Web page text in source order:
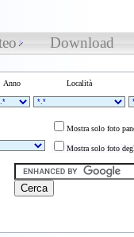
Download
Anno Località
Mostra solo foto
Mostra solo foto